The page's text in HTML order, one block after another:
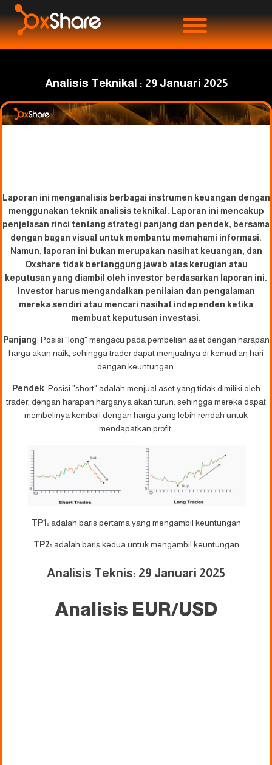
Analisis Teknikal : 29 Januari 2025
Laporan ini menganalisis berbagai instrumen keuangan dengan
menggunakan teknik analisis teknikal. Laporan ini mencakup
penjelasan rinci tentang strategi panjang dan pendek, bersama
dengan bagan visual untuk membantu memahami informasi.
Namun, laporan ini bukan merupakan nasihat keuangan, dan
Oxshare tidak bertanggung jawab atas kerugian atau
keputusan yang diambil oleh investor berdasarkan laporan ini.
Investor harus mengandalkan penilaian dan pengalaman
mereka sendiri atau mencari nasihat independen ketika
membuat keputusan investasi.
Panjang: Posisi "long" mengacu pada pembelian aset dengan harapan
harga akan naik, sehingga trader dapat menjualnya di kemudian hari
dengan keuntungan.
Pendek: Posisi "short" adalah menjual aset yang tidak dimiliki oleh
trader, dengan harapan harganya akan turun, sehingga mereka dapat
membelinya kembali dengan harga yang lebih rendah untuk
mendapatkan profit.
TP1: adalah baris pertama yang mengambil keuntungan
TP2: adalah baris kedua untuk mengambil keuntungan
Analisis Teknis: 29 Januari 2025
Analisis EUR/USD